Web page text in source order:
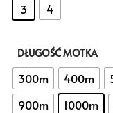
3 4
DŁUGOŚĆ MOTKA
300m 400m
900m
1000m